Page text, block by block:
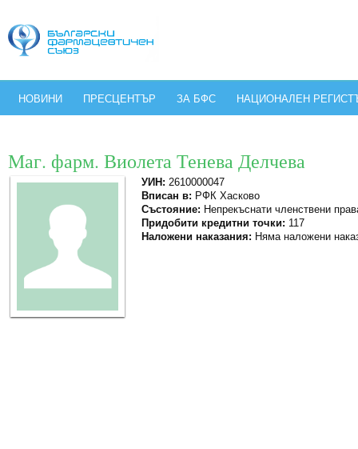
НОВИНИ ПРЕСЦЕНТЪР ЗА БФС НАЦИОНАЛЕН
Маг. фарм. Виолета Тенева Делчева
УИН: 2610000047
Вписан в: РФК Хасково
Състояние: Непрекъснати членствени
Придобити кредитни точки: 117
Наложени наказания: Няма наложени